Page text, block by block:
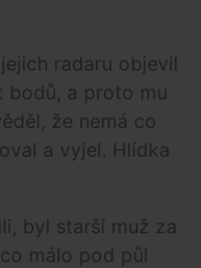
radaru objevil
bodů, a proto mu
že nemá co
a vyjel. Hlídka
byl starší muž za
málo pod půl